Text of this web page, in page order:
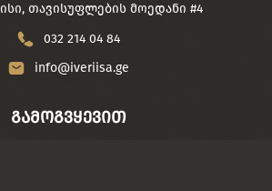
თავისუფლების მოედანი #4
032 214 04 84
info@iveriisa.ge
გამოგვყევით